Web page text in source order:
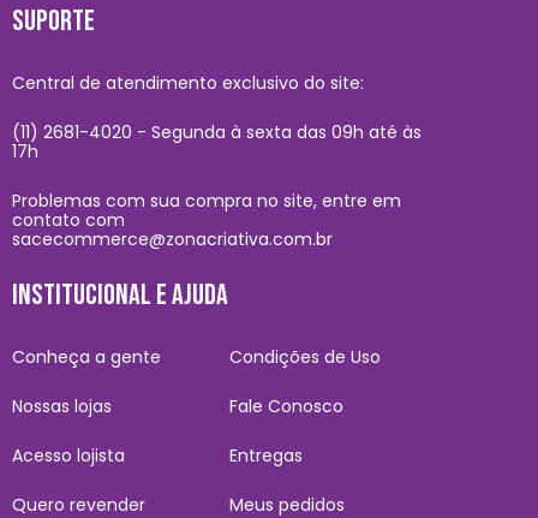
SUPORTE
Central de atendimento exclusivo do site:
(11) 2681-4020 - Segunda à sexta das 09h até às
17h
Problemas com sua compra no site, entre em
contato com
sacecommerce@zonacriativa.com.br
INSTITUCIONAL E AJUDA
Conheça a gente
Nossas lojas
Acesso lojista
Quero revender
Condições de Uso
Fale Conosco
Entregas
Meus pedidos